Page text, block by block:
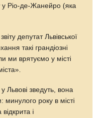
у Ріо-де-Жанейро (яка
депутат Львівської
такі грандіозні
ми врятуємо у місті
Львові зведуть, вона
року в місті
і